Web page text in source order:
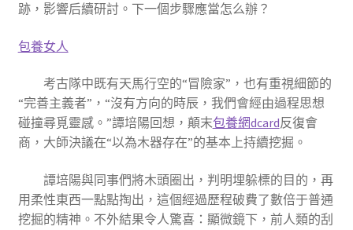
跡，影響后續研討。下一個步驟應當怎么辦？
包養女人
考古隊中既有天馬行空的“冒險家”，也有重視細節的
“完善主義者”，“沒有方向的時辰，我們會經由過程思想
碰撞尋覓靈感。”譚培陽回想，顛末包養網dcard反復會
商，大師決議在“以為木器存在”的基本上持續挖掘。
譚培陽與同事們將木頭圈出，判明埋躲標的目的，再
用柔性東西一點點掏出，這個經過歷程破費了數倍于普通
挖掘的精神。不外結果令人驚喜：顯微鏡下，前人類的刮